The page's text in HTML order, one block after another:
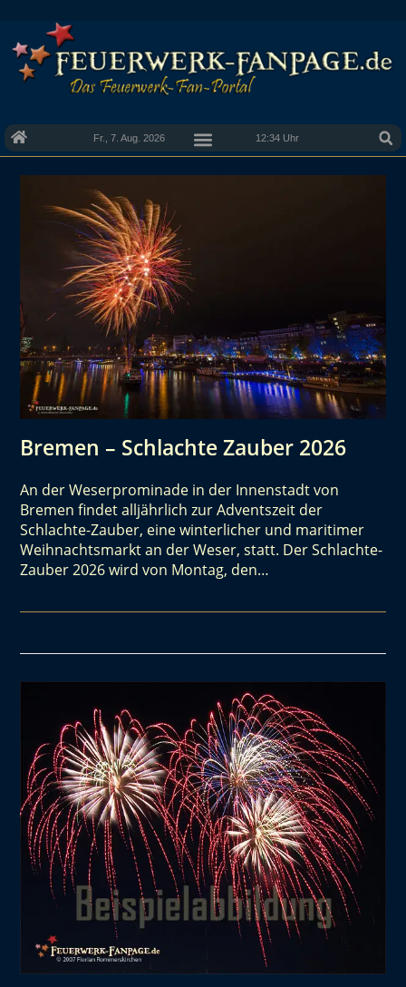
Fr., 7. Aug. 2026 12:34 Uhr
Bremen – Schlachte Zauber 2026
An der Weserprominade in der Innenstadt von
Bremen findet alljährlich zur Adventszeit der
Schlachte-Zauber, eine winterlicher und maritimer
Weihnachtsmarkt an der Weser, statt. Der Schlachte-
Zauber 2026 wird von Montag, den…